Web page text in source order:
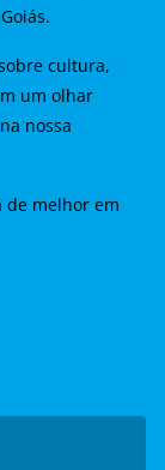
cultura,
um olhar
nossa
de melhor em